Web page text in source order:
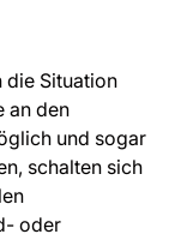
die Situation
an den
und sogar
schalten sich
oder